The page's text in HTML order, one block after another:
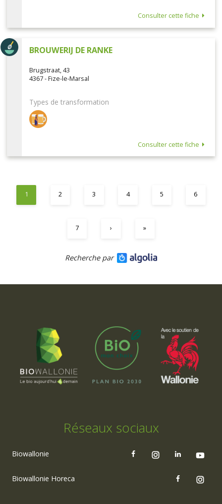
Consulter cette fiche
BROUWERIJ DE RANKE
Brugstraat, 43
4367 - Fize-le-Marsal
Types de transformation
Consulter cette fiche
1 2 3 4 5 6
7 › »
Recherche par
Réseaux sociaux
Biowallonie
Biowallonie Horeca